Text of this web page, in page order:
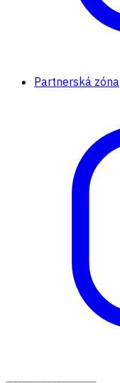
Partnerská zóna